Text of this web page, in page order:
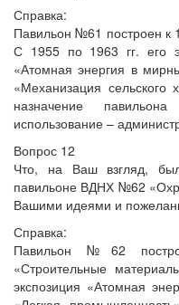
Справка:
Павильон №61 построен к
С 1955 по 1963 гг. его
«Атомная энергия в
«Механизация сельского
назначение
использование –
Вопрос 12
Что, на Ваш взгляд,
павильоне ВДНХ №62
Вашими идеями и
Справка:
Павильон №62
«Строительные
экспозиция «Атомная